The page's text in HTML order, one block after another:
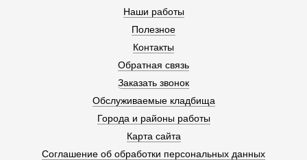
Наши работы
Полезное
Контакты
Обратная связь
Заказать звонок
Обслуживаемые кладбища
Города и районы работы
Карта сайта
Соглашение об обработки персональных данных